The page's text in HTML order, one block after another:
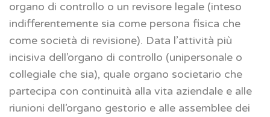
organo di controllo o un revisore legale (inteso
indifferentemente sia come persona fisica che
come società di revisione). Data l’attività più
incisiva dell’organo di controllo (unipersonale o
collegiale che sia), quale organo societario che
partecipa con continuità alla vita aziendale e alle
riunioni dell’organo gestorio e alle assemblee dei